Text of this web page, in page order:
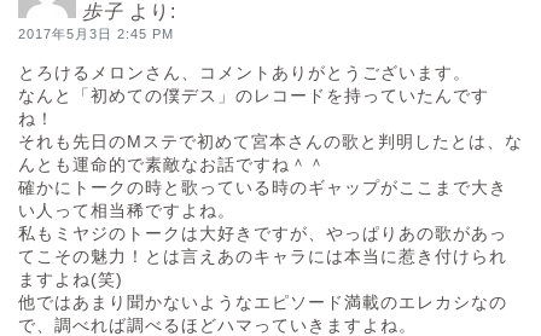
歩子 より:
2017年5月3日 2:45 PM
とろけるメロンさん、コメントありがとうございます。
なんと「初めての僕デス」のレコードを持っていたんです
ね！
それも先日のMステで初めて宮本さんの歌と判明したとは、な
んとも運命的で素敵なお話ですね＾＾
確かにトークの時と歌っている時のギャップがここまで大き
い人って相当稀ですよね。
私もミヤジのトークは大好きですが、やっぱりあの歌があっ
てこその魅力！とは言えあのキャラには本当に惹き付けられ
ますよね(笑)
他ではあまり聞かないようなエピソード満載のエレカシなの
で、調べれば調べるほどハマっていきますよね。